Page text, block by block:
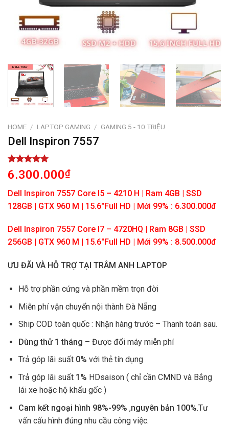
HOME / LAPTOP GAMING / GAMING 5 - 10 TRIỆU
Dell Inspiron 7557
Rated5.00
out of 5
1
customer
rating
6.300.000₫
Dell Inspiron 7557 Core I5 – 4210 H | Ram 4GB | SSD
128GB | GTX 960 M | 15.6″Full HD | Mới 99% : 6.300.000đ
Dell Inspiron 7557 Core I7 – 4720HQ | Ram 8GB | SSD
256GB | GTX 960 M | 15.6″Full HD | Mới 99% : 8.500.000đ
ƯU ĐÃI VÀ HỖ TRỢ TẠI TRÂM ANH LAPTOP
Hỗ trợ phần cứng và phần mềm trọn đời
Miễn phí vận chuyển nội thành Đà Nẵng
Ship COD toàn quốc : Nhận hàng trước – Thanh toán sau.
Dùng thử 1 tháng – Được đổi máy miễn phí
Trả góp lãi suất 0% với thẻ tín dụng
Trả góp lãi suất 1% HDsaison ( chỉ cần CMND và Bắng
lái xe hoặc hộ khẩu gốc )
Cam kết ngoại hình 98%-99% ,nguyên bản 100%.Tư
vấn cấu hình đúng nhu cầu công việc.